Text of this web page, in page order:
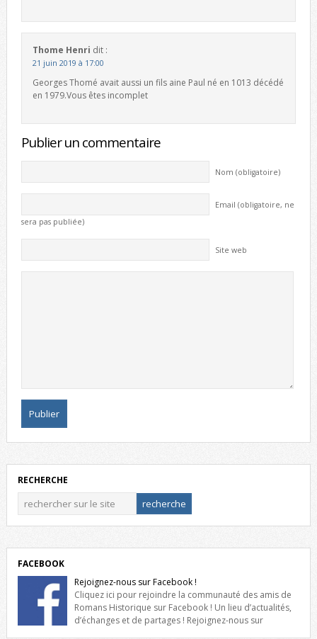
Thome Henri dit :
21 juin 2019 à 17:00
Georges Thomé avait aussi un fils aine Paul né en 1013 décédé
en 1979.Vous êtes incomplet
Publier un commentaire
Nom (obligatoire)
Email (obligatoire, ne
sera pas publiée)
Site web
RECHERCHE
FACEBOOK
Rejoignez-nous sur Facebook !
Cliquez ici pour rejoindre la communauté des amis de
Romans Historique sur Facebook ! Un lieu d’actualités,
d’échanges et de partages ! Rejoignez-nous sur